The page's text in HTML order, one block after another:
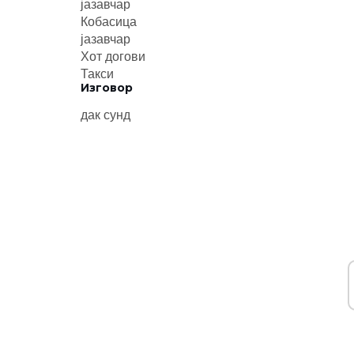
јазавчар
Кобасица
јазавчар
Хот догови
Такси
Изговор
дак сунд